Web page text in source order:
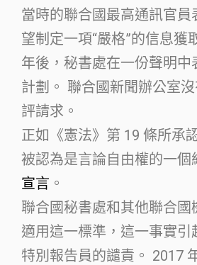
當時的聯合國最高通訊官員
望制定一項“嚴格”的信息獲
年後，秘書處在一份聲明中
計劃。 聯合國新聞辦公室
評請求。
正如《憲法》第 19 條所承
被認為是言論自由權的一個
宣言 。
聯合國秘書處和其他聯合國
適用這一標準，這一事實引
特別報告員的譴責。 2017